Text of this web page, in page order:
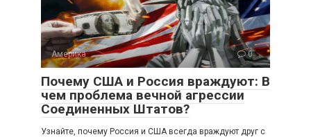
Америка 0
Почему США и Россия враждуют: В
чем проблема вечной агрессии
Соединенных Штатов?
Узнайте, почему Россия и США всегда враждуют друг с